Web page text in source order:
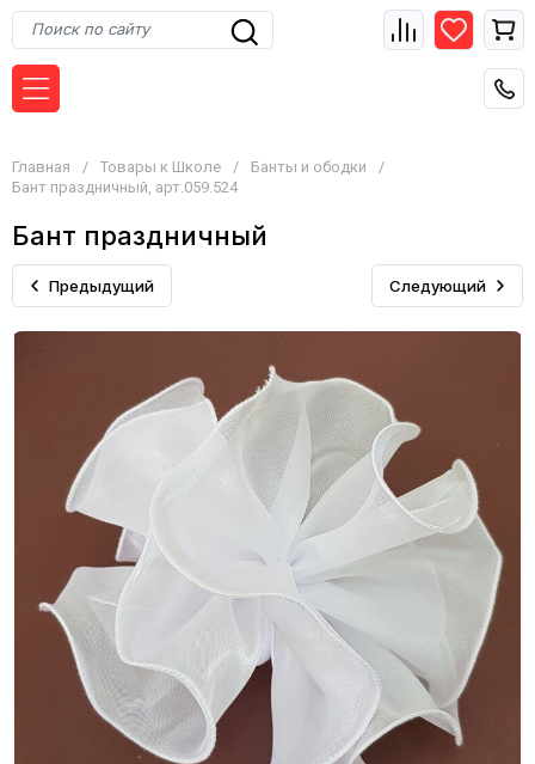
Главная / Товары к Школе / Банты и ободки
/
Бант праздничный, арт.059.524
Бант праздничный
Предыдущий Следующий